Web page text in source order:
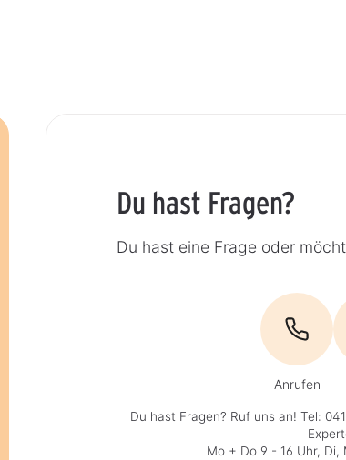
Du hast Fragen?
Du hast eine Frage oder
Anrufen
Du hast Fragen? Ruf uns an! Tel:
Mo + Do 9 - 16 Uhr, Di,